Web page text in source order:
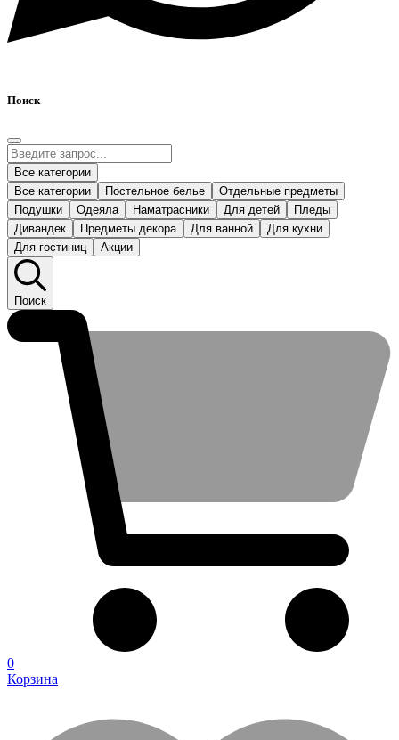
Поиск
Все категории
Все категории
Постельное белье
Отдельные предметы
Подушки
Одеяла Наматрасники Для детей
Пледы
Дивандек
Предметы декора Для ванной
Для кухни
Для гостиниц
Акции
Поиск
0
Корзина